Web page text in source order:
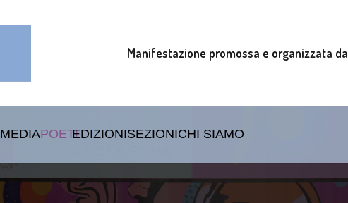
Manifestazione promossa e organizzata da
MEDIAPOETIEDIZIONISEZIONICHI SIAMO